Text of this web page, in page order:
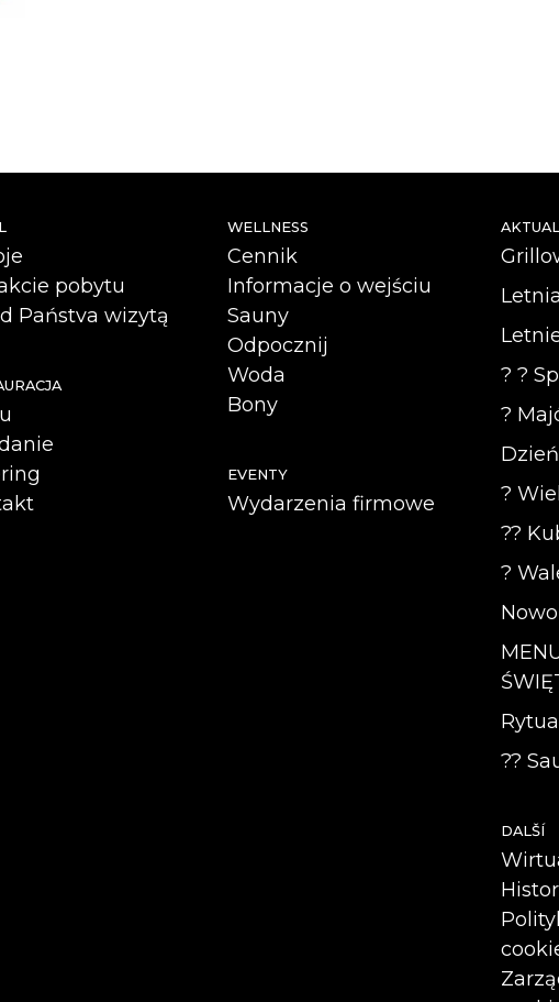
pobytu
Państva wizytą
WELLNESS
Cennik
Informacje o wejściu
Sauny
Odpocznij
Woda
Bony
EVENTY
Wydarzenia firmowe
? ?
?
?
??
?
??
DALŠÍ